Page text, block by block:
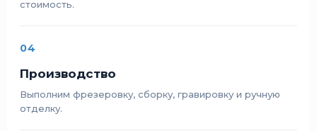
стоимость.
04
Производство
Выполним фрезеровку, сборку, гравировку и ручную
отделку.